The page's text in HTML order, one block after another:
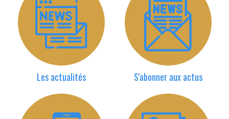
Les actualités S'abonner aux actus